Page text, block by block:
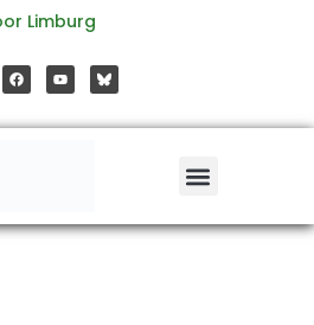
Limburg
a
c
e
o
o
o
u
t
b
e